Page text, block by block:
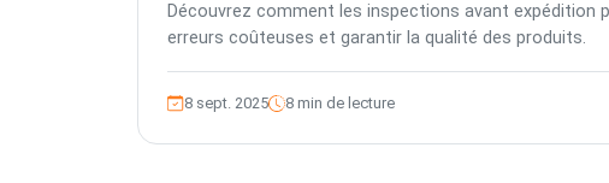
Découvrez comment les inspections avant expédition
erreurs coûteuses et garantir la qualité des produits.
8 sept. 2025 8 min de lecture